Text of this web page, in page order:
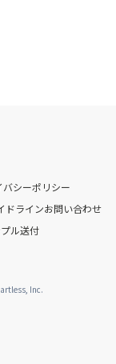
バシーポリシー
ドラインお問い合わせ
ル送付
Inc.